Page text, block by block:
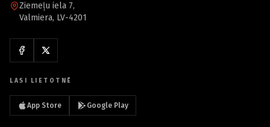
Ziemeļu iela 7,
Valmiera, LV-4201
LASI LIETOTNĒ
App Store Google Play